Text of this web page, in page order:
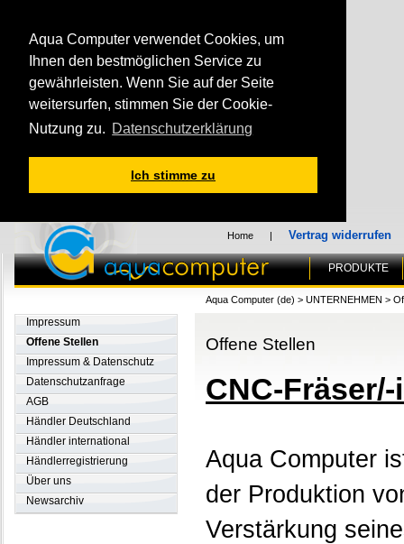
Aqua Computer verwendet Cookies, um
Ihnen den bestmöglichen Service zu
gewährleisten. Wenn Sie auf der Seite
weitersurfen, stimmen Sie der Cookie-
Nutzung zu. Datenschutzerklärung
Ich stimme zu
Home | Vertrag widerrufen
PRODUKTE
Impressum
Offene Stellen
Impressum & Datenschutz
Datenschutzanfrage
AGB
Händler Deutschland
Händler international
Händlerregistrierung
Über uns
Newsarchiv
Aqua Computer (de) > UNTERNEHMEN >
Offene Stellen
CNC-
Aqua Computer
der Produktion
Verstärkung